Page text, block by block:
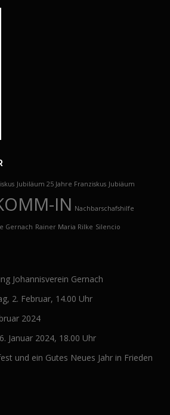
Jubiläum 25 Jahre Franziskus Jubiäum
IN Nachbarschafshilfe
Gernach Rainer Maria Rilke Silencio
Johannisverein Gernach
2. Februar, 14.00 Uhr
2024
Januar 2024, 18.00 Uhr
und ein Gutes Neues Jahr in Frieden